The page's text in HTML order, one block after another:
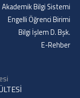
Akademik Bilgi Sistemi
Engelli Öğrenci Birimi
Bilgi İşlem D. Bşk.
E-Rehber